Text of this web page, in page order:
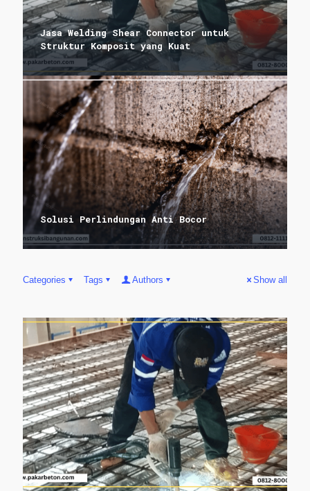
Jasa Welding Shear Connector untuk
Struktur Komposit yang Kuat
Solusi Perlindungan Anti Bocor
Categories Tags Authors Show all